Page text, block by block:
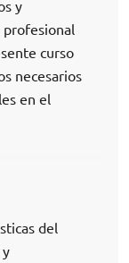
y
profesional
curso
necesarios
en el
del
y